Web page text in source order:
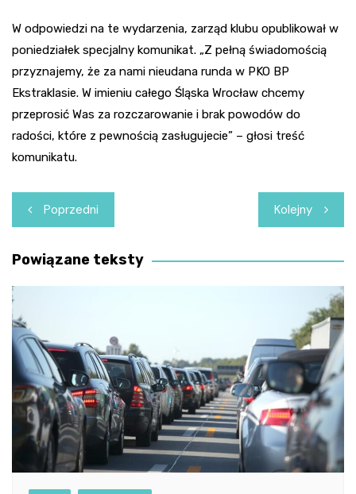
W odpowiedzi na te wydarzenia, zarząd klubu opublikował w
poniedziałek specjalny komunikat. „Z pełną świadomością
przyznajemy, że za nami nieudana runda w PKO BP
Ekstraklasie. W imieniu całego Śląska Wrocław chcemy
przeprosić Was za rozczarowanie i brak powodów do
radości, które z pewnością zasługujecie” – głosi treść
komunikatu.
Nawigacja
wpisu
Poprzedni Kolejny
Powiązane teksty